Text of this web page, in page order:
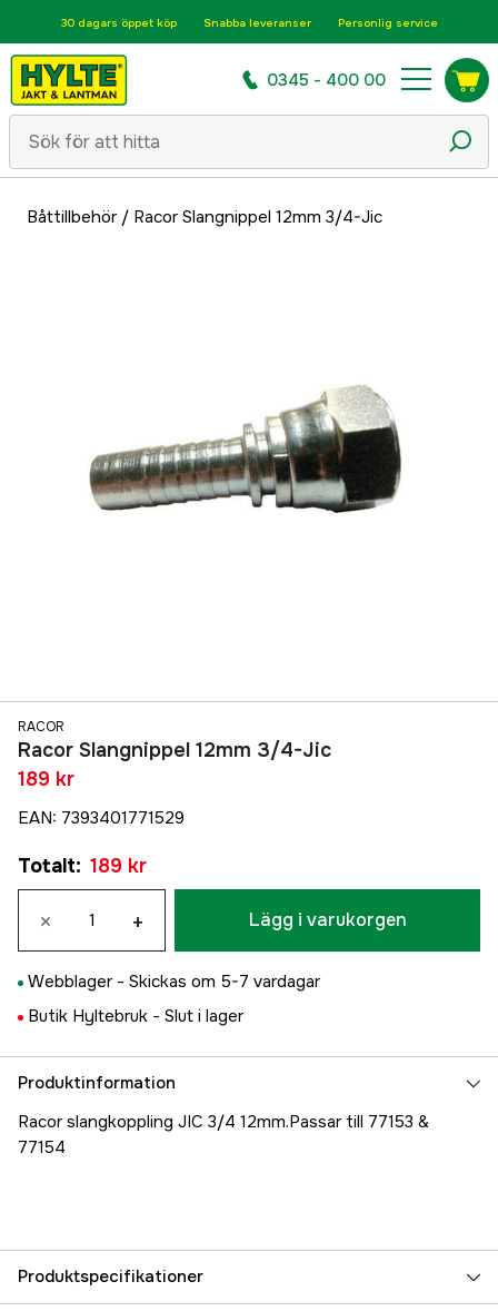
30 dagars öppet köp Snabba leveranser Personlig service
0345 - 400 00
Båttillbehör/ Racor Slangnippel 12mm 3/4-Jic
RACOR
Racor Slangnippel 12mm 3/4-Jic
189 kr
EAN: 7393401771529
Totalt: 189 kr
× + Lägg i varukorgen
Webblager - Skickas om 5-7 vardagar
Butik Hyltebruk - Slut i lager
Produktinformation
Racor slangkoppling JIC 3/4 12mm.Passar till 77153 &
77154
Produktspecifikationer